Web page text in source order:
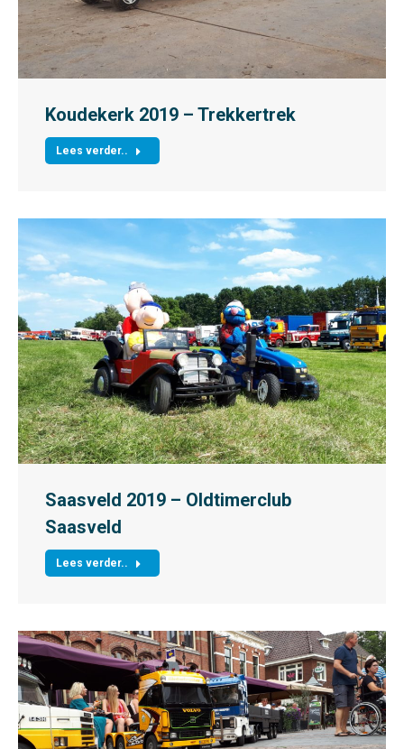
Koudekerk 2019 – Trekkertrek
Lees verder..
Saasveld 2019 – Oldtimerclub
Saasveld
Lees verder..